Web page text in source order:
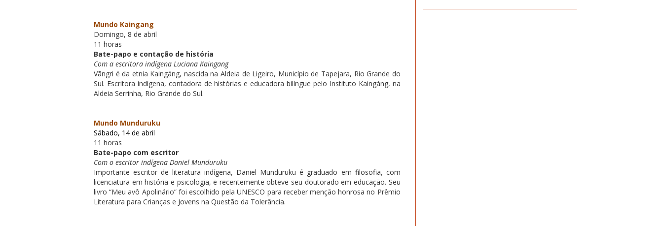
Mundo Kaingang
Domingo, 8 de abril
11 horas
Bate-papo e contação de história
Com a escritora indígena Luciana Kaingang
Vãngri é da etnia Kaingáng, nascida na Aldeia de Ligeiro, Município de Tapejara, Rio Grande do
Sul. Escritora indígena, contadora de histórias e educadora bilíngue pelo Instituto Kaingáng, na
Aldeia Serrinha, Rio Grande do Sul.
Mundo Munduruku
Sábado, 14 de abril
11 horas
Bate-papo com escritor
Com o escritor indígena Daniel Munduruku
Importante escritor de literatura indígena, Daniel Munduruku é graduado em filosofia, com
licenciatura em história e psicologia, e recentemente obteve seu doutorado em educação. Seu
livro “Meu avô Apolinário”foi escolhido pela UNESCO para receber menção honrosa no Prêmio
Literatura para Crianças e Jovens na Questão da Tolerância.